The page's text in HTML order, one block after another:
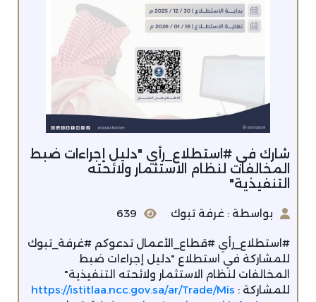
شارك في #استطلاع_رأي "دليل إجراءات ضبط
المخالفات لنظام الاستثمار ولائحته
التنفيذية"
بواسطة : غرفة تبوك 639
#استطلاع_رأي #قطاع_الأعمال تدعوكم #غرفة_تبوك
للمشاركة في استطلاع "دليل إجراءات ضبط
المخالفات لنظام الاستثمار ولائحته التنفيذية"
للمشاركة : https://istitlaa.ncc.gov.sa/ar/Trade/Mis